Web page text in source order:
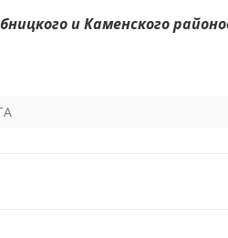
и Каменского